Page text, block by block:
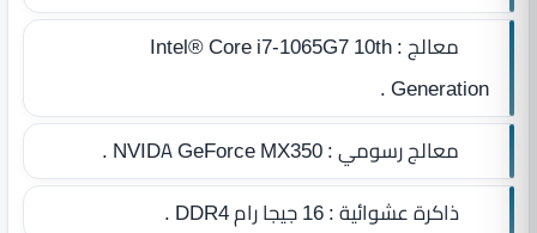
معالج :Intel® Core i7-1065G7 10th
Generation .
معالج رسومي :NVIDA GeForce MX350 .
ذاكرة عشوائية :16 جيجا رام DDR4 .